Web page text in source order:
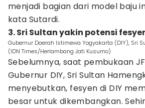
menjadi bagian dari model baju
kata Sutardi.
3. Sri Sultan yakin potensi
Gubernur Daerah Istimewa Yogyakarta (DIY), Sri
(IDN Times/Herlambang Jati Kusumo)
Sebelumnya, saat pembukaan
Gubernur DIY, Sri Sultan
menyebutkan, fesyen di DIY
besar untuk dikembangkan.